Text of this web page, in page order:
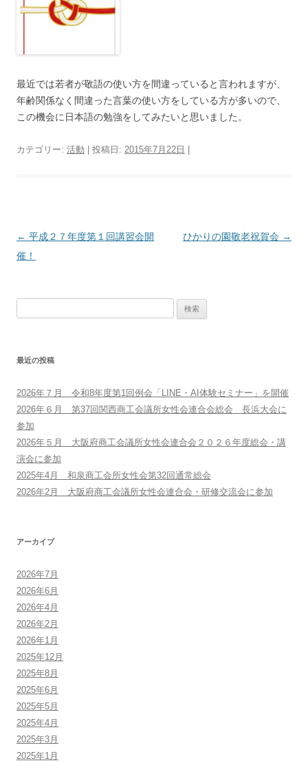
最近では若者が敬語の使い方を間違っていると言われますが、
年齢関係なく間違った言葉の使い方をしている方が多いので、
この機会に日本語の勉強をしてみたいと思いました。
カテゴリー: 活動 | 投稿日: 2015年7月22日 |
投
稿
ン
← 平成２７年度第１回講習会開
催！
ひかりの園敬老祝賀会 →
索:
最近の投稿
2026年７月 令和8年度第1回例会「LINE・AI体験セミナー」を開催
2026年６月 第37回関西商工会議所女性会連合会総会 長浜大会に
参加
2026年５月 大阪府商工会議所女性会連合会２０２６年度総会・講
演会に参加
2025年4月 和泉商工会所女性会第32回通常総会
2026年2月 大阪府商工会議所女性会連合会・研修交流会に参加
アーカイブ
2026年7月
2026年6月
2026年4月
2026年2月
2026年1月
2025年12月
2025年8月
2025年6月
2025年5月
2025年4月
2025年3月
2025年1月